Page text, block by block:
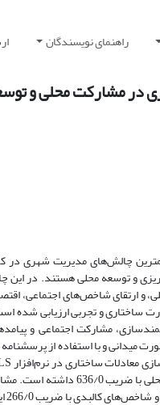
راهنمای نویسندگان
در مشارکت محلی و
چالش‌های مدیریت شهری در
و توسعه محلی هستند. در این
و ارتقای شاخص‌های اجتماعی،
ساختاری و تجربی ارزیابی
مشارکت اجتماعی و
توانمندسازی با ضریب